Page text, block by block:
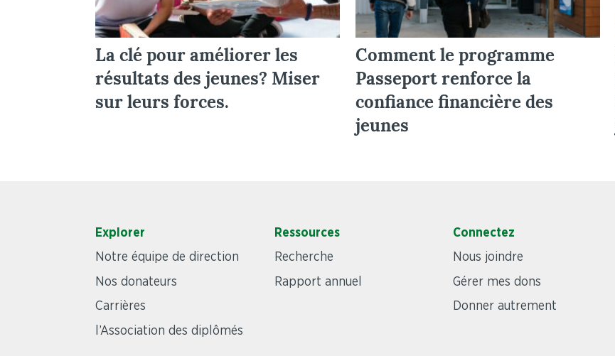
La clé pour améliorer les
résultats des jeunes? Miser
sur leurs forces.
Comment le programme
Passeport renforce la
confiance financière des
jeunes
Explorer
Notre équipe de direction
Nos donateurs
Carrières
l’Association des diplômés
Ressources
Recherche
Rapport annuel
Connectez
Nous joindre
Gérer mes dons
Donner autrement